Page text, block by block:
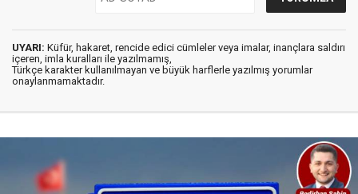
UYARI: Küfür, hakaret, rencide edici cümleler veya imalar, inançlara saldırı
içeren, imla kuralları ile yazılmamış,
Türkçe karakter kullanılmayan ve büyük harflerle yazılmış yorumlar
onaylanmamaktadır.